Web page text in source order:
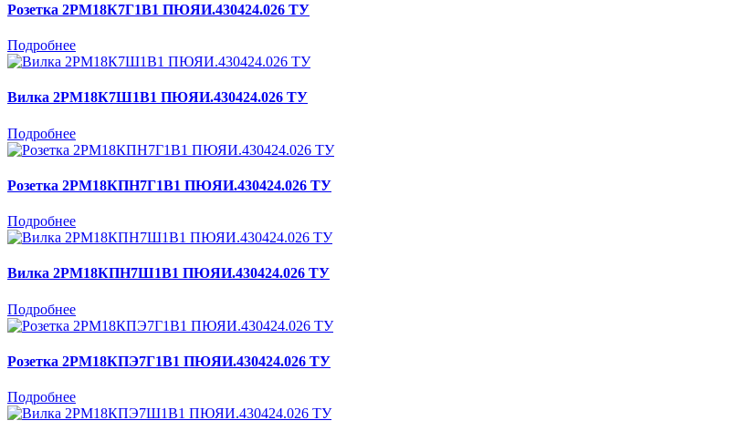
Розетка 2РМ18К7Г1В1 ПЮЯИ.430424.026 ТУ
Подробнее
Вилка 2РМ18К7Ш1В1 ПЮЯИ.430424.026 ТУ
Подробнее
Розетка 2РМ18КПН7Г1В1 ПЮЯИ.430424.026 ТУ
Подробнее
Вилка 2РМ18КПН7Ш1В1 ПЮЯИ.430424.026 ТУ
Подробнее
Розетка 2РМ18КПЭ7Г1В1 ПЮЯИ.430424.026 ТУ
Подробнее